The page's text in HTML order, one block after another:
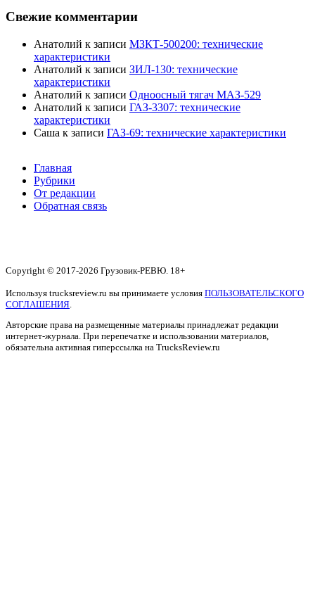
Свежие комментарии
Анатолий к записи МЗКТ-500200: технические
характеристики
Анатолий к записи ЗИЛ-130: технические
характеристики
Анатолий к записи Одноосный тягач МАЗ-529
Анатолий к записи ГАЗ-3307: технические
характеристики
Саша к записи ГАЗ-69: технические характеристики
Главная
Рубрики
От редакции
Обратная связь
Copyright © 2017-2026 Грузовик-РЕВЮ. 18+
Используя trucksreview.ru вы принимаете условия ПОЛЬЗОВАТЕЛЬСКОГО
СОГЛАШЕНИЯ
Авторские права на размещенные материалы принадлежат редакции
интернет-журнала. При перепечатке и использовании материалов,
обязательна активная гиперссылка на TrucksReview.ru